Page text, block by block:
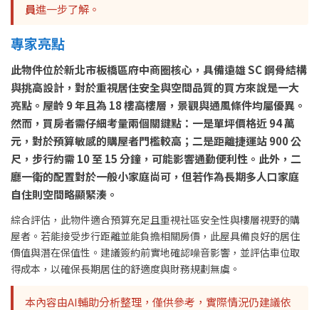
員進一步了解。
專家亮點
此物件位於新北市板橋區府中商圈核心，具備遠雄 SC 鋼骨結構
與挑高設計，對於重視居住安全與空間品質的買方來說是一大
亮點。屋齡 9 年且為 18 樓高樓層，景觀與通風條件均屬優異。
然而，買房者需仔細考量兩個關鍵點：一是單坪價格近 94 萬
元，對於預算敏感的購屋者門檻較高；二是距離捷運站 900 公
尺，步行約需 10 至 15 分鐘，可能影響通勤便利性。此外，二
廳一衛的配置對於一般小家庭尚可，但若作為長期多人口家庭
自住則空間略顯緊湊。
綜合評估，此物件適合預算充足且重視社區安全性與樓層視野的購
屋者。若能接受步行距離並能負擔相關房價，此屋具備良好的居住
價值與潛在保值性。建議簽約前實地確認噪音影響，並評估車位取
得成本，以確保長期居住的舒適度與財務規劃無虞。
本內容由AI輔助分析整理，僅供參考，實際情況仍建議依